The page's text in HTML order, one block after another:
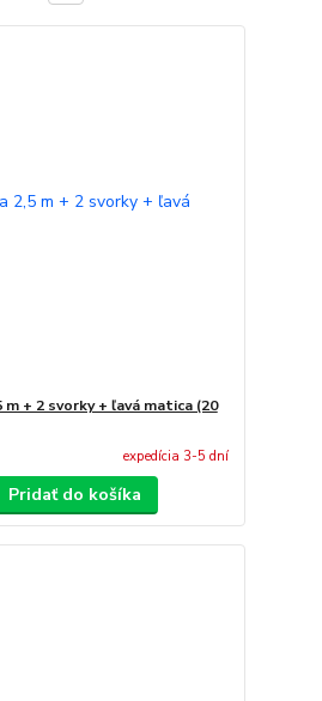
m + 2 svorky + ľavá matica (20
expedícia 3-5 dní
Pridať do košíka